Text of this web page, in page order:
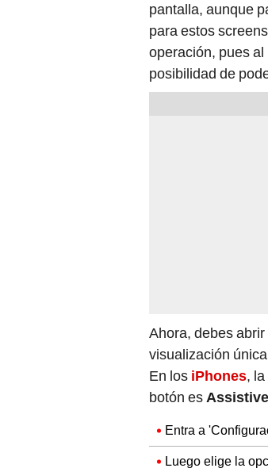
pantalla, aunque
para estos
operación, pues
posibilidad de
Ahora, debes abrir
visualización
En los iPhones,
botón es
Entra a
Luego elige la